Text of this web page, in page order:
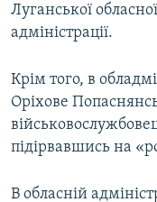
Луганської
адміністрації.
Крім того, в
Оріхове
підірвавшись на
В обласній